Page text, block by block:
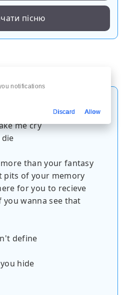
пісню
me cry
than your fantasy
pits of your memory
for you to recieve
you wanna see that
define
hide
notifications
Discard Allow